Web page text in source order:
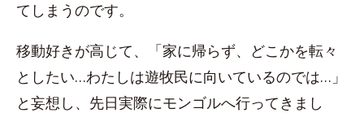
てしまうのです。
移動好きが高じて、「家に帰らず、どこかを転々
としたい…わたしは遊牧民に向いているのでは…」
と妄想し、先日実際にモンゴルへ行ってきまし